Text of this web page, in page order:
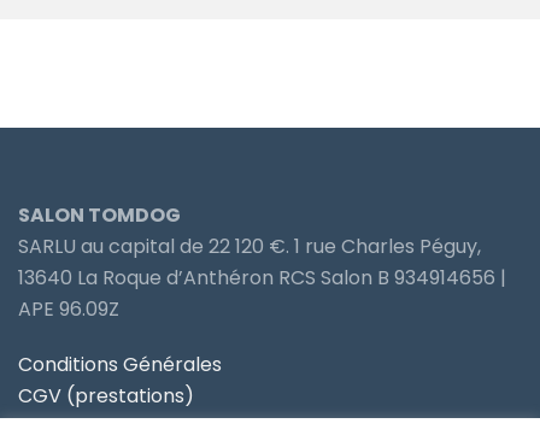
SALON TOMDOG
SARLU au capital de 22 120 €. 1 rue Charles Péguy,
13640 La Roque d’Anthéron RCS Salon B 934914656 |
APE 96.09Z
Conditions Générales
CGV (prestations)
Politique de confidentialité